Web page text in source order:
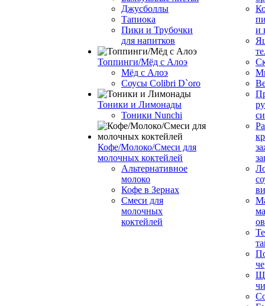
Джусболлы
Тапиока
Пики и Трубочки
для напитков
Топпинги/Мёд с Алоэ
Мёд с Алоэ
Соусы Colibri D`oro
Тоники и Лимонады
Тоники Nunchi
Кофе/Молоко/Смеси для
молочных коктейлей
Альтернативное
молоко
Кофе в Зернах
Смеси для
молочных
коктейлей
и